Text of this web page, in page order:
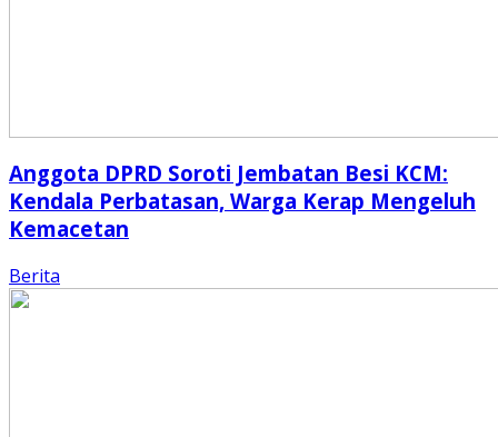
Anggota DPRD Soroti Jembatan Besi KCM:
Kendala Perbatasan, Warga Kerap Mengeluh
Kemacetan
Berita